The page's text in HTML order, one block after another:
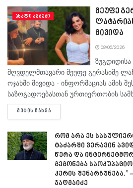
ᲐᲮᲐᲚᲘ ᲐᲛᲑᲔᲑᲘ
მეუფე
მივიდა
08/06/2026
ზუგდიდისა
მღვდელმთავარი მეუფე გერასიმე
ოჯახში მივიდა - ინფორმაციას ამის
საზოგადოებასთან ურთიერთობის
ᲛᲔᲢᲘᲡ ᲜᲐᲮᲕᲐ
რომ არა ეს
ტაძარში ვერავინ
წერა და
გეგონება
კერის
ჯაღმაიძე